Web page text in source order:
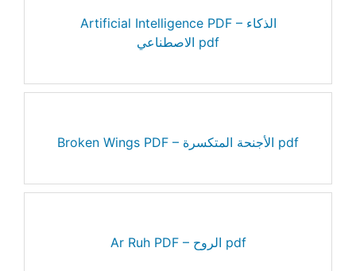
Artificial Intelligence PDF – الذكاء
الاصطناعي pdf
Broken Wings PDF – الأجنحة المتكسرة pdf
Ar Ruh PDF – الروح pdf